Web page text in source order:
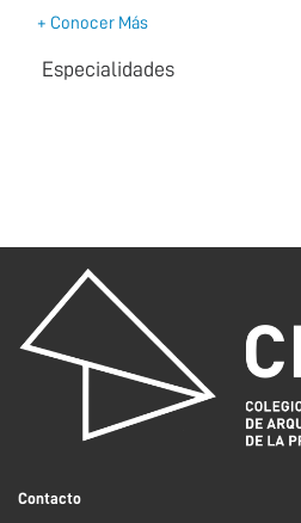
+ Conocer Más
Especialidades
Contacto